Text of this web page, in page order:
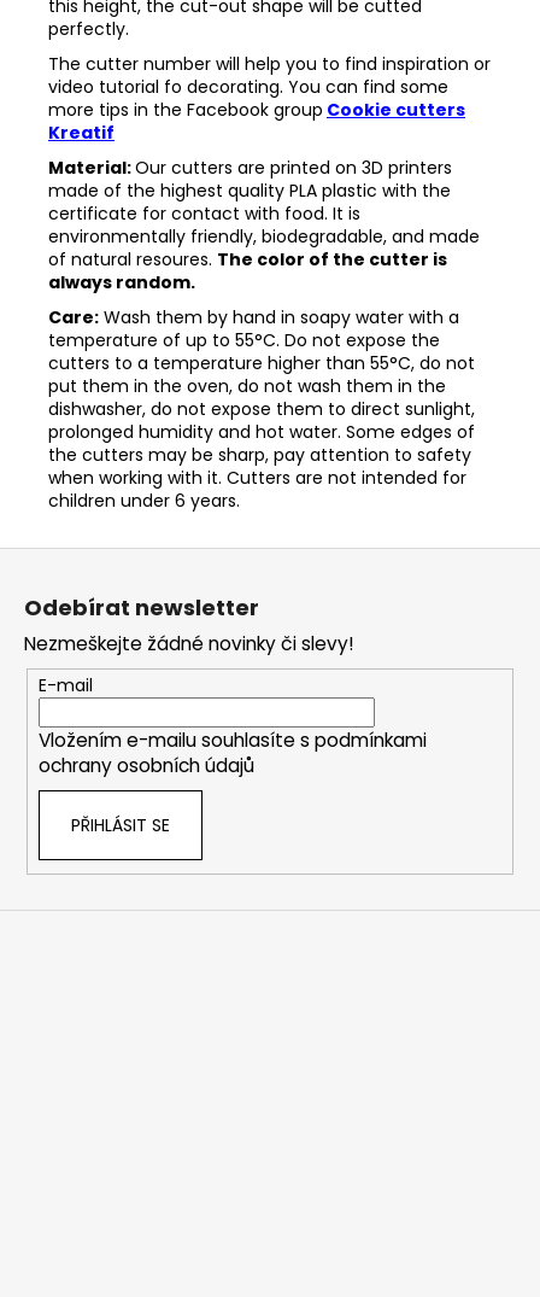
this height, the cut-out shape will be cutted
perfectly.
The cutter number will help you to find inspiration or
video tutorial fo decorating. You can find some
more tips in the Facebook group Cookie cutters
Kreatif
Material:Our cutters are printed on 3D printers
made of the highest quality PLA plastic with the
certificate for contact with food. It is
environmentally friendly, biodegradable, and made
of natural resoures. The color of the cutter is
always random.
Care: Wash them by hand in soapy water with a
temperature of up to 55°C. Do not expose the
cutters to a temperature higher than 55°C, do not
put them in the oven, do not wash them in the
dishwasher, do not expose them to direct sunlight,
prolonged humidity and hot water. Some edges of
the cutters may be sharp, pay attention to safety
when working with it. Cutters are not intended for
children under 6 years.
Z
Odebírat newsletter
Nezmeškejte žádné novinky či slevy!
E-mail
Vložením e-mailu souhlasíte s podmínkami
ochrany osobních údajů
PŘIHLÁSIT SE